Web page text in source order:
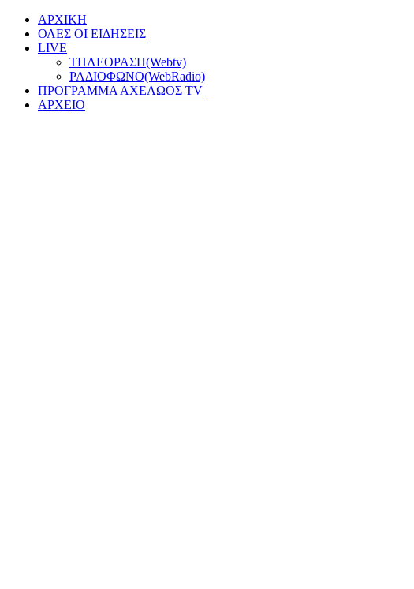
ΑΡΧΙΚΗ
ΟΛΕΣ ΟΙ ΕΙΔΗΣΕΙΣ
LIVE
ΤΗΛΕΟΡΑΣΗ(Webtv)
ΡΑΔΙΟΦΩΝΟ(WebRadio)
ΠΡΟΓΡΑΜΜΑ ΑΧΕΛΩΟΣ TV
ΑΡΧΕΙΟ